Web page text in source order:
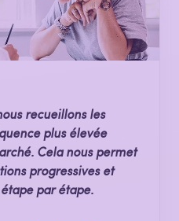
recueillons les
plus élevée
Cela nous permet
progressives et
par étape.